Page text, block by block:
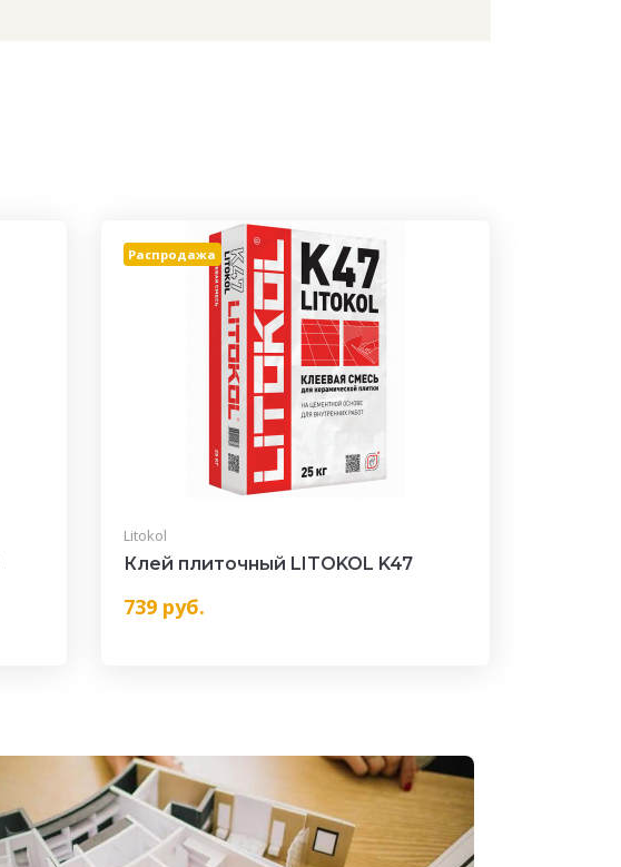
Распродажа
Litokol
Клей плиточный LITOKOL K47
739руб.